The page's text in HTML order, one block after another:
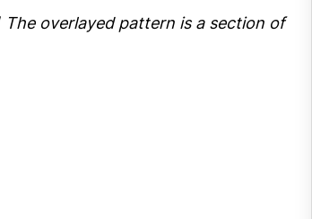
The overlayed pattern is a section of